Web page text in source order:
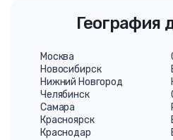
География
Москва
Новосибирск
Нижний Новгород
Челябинск
Самара
Красноярск
Краснодар